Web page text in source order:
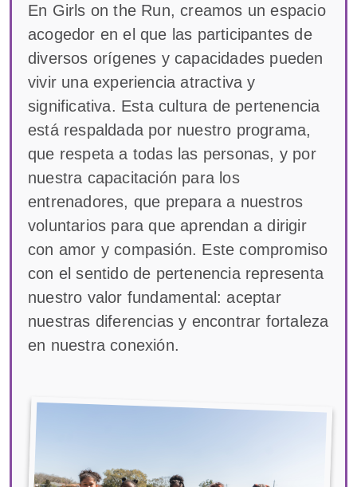
En Girls on the Run, creamos un espacio
acogedor en el que las participantes de
diversos orígenes y capacidades pueden
vivir una experiencia atractiva y
significativa. Esta cultura de pertenencia
está respaldada por nuestro programa,
que respeta a todas las personas, y por
nuestra capacitación para los
entrenadores, que prepara a nuestros
voluntarios para que aprendan a dirigir
con amor y compasión. Este compromiso
con el sentido de pertenencia representa
nuestro valor fundamental: aceptar
nuestras diferencias y encontrar fortaleza
en nuestra conexión.